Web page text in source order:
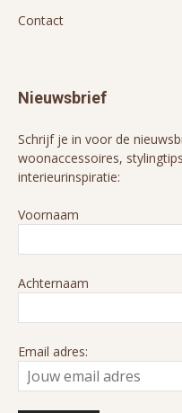
Contact
Nieuwsbrief
Schrijf je in voor de
woonaccessoires,
interieurinspiratie:
Voornaam
Achternaam
Email adres: